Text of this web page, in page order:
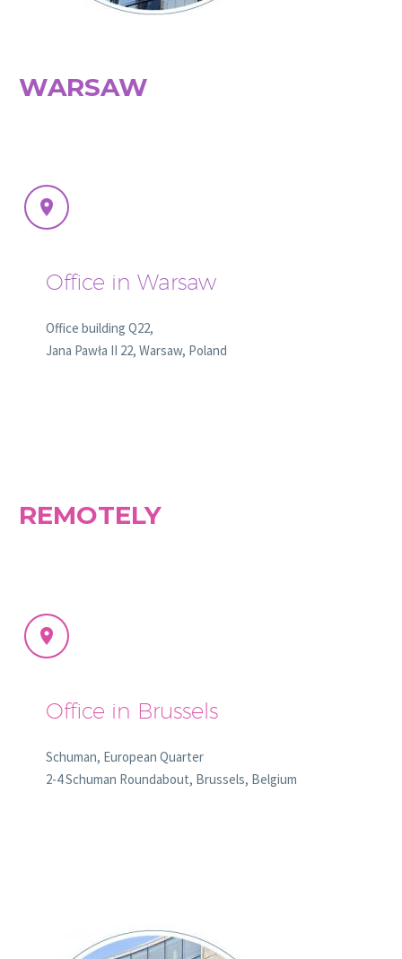
WARSAW


Office in Warsaw
Office building Q22,
Jana Pawła II 22, Warsaw, Poland
REMOTELY


Office in Brussels
Schuman, European Quarter
2-4 Schuman Roundabout, Brussels, Belgium